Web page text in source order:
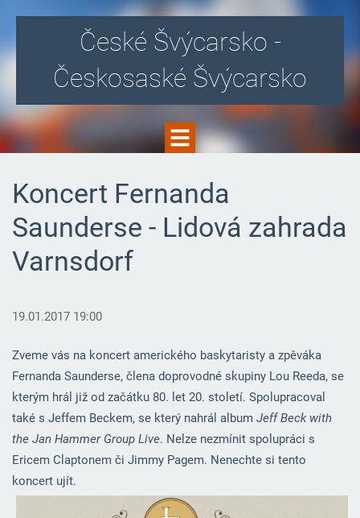
České Švýcarsko -
Českosaské Švýcarsko
Koncert Fernanda
Saunderse - Lidová zahrada
Varnsdorf
19.01.2017 19:00
Zveme vás na koncert amerického baskytaristy a zpěváka
Fernanda Saunderse, člena doprovodné skupiny Lou Reeda, se
kterým hrál již od začátku 80. let 20. století. Spolupracoval
také s Jeffem Beckem, se který nahrál album Jeff Beck with
the Jan Hammer Group Live. Nelze nezmínit spolupráci s
Ericem Claptonem či Jimmy Pagem. Nenechte si tento
koncert ujít.